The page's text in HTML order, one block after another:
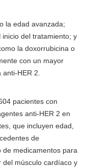
la edad avanzada;
del tratamiento; y
la doxorrubicina o
con un mayor
HER 2.
pacientes con
anti-HER 2 en
que incluyen edad,
de
medicamentos para
del músculo cardíaco y